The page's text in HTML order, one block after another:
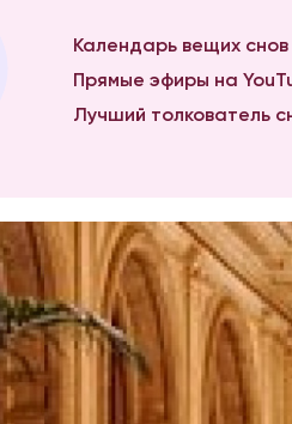
Календарь вещих снов
Прямые эфиры на
Лучший толкователь